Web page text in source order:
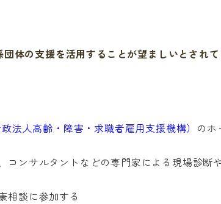
の支援を活用することが望ましいとされて
法人高齢・障害・求職者雇用支援機構） のホ
コンサルタントなどの専門家による現場診断
相談に参加する